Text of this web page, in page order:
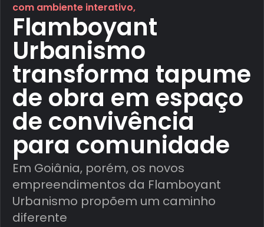
com ambiente interativo,
Flamboyant
Urbanismo
transforma tapume
de obra em espaço
de convivência
para comunidade
Em Goiânia, porém, os novos
empreendimentos da Flamboyant
Urbanismo propõem um caminho
diferente